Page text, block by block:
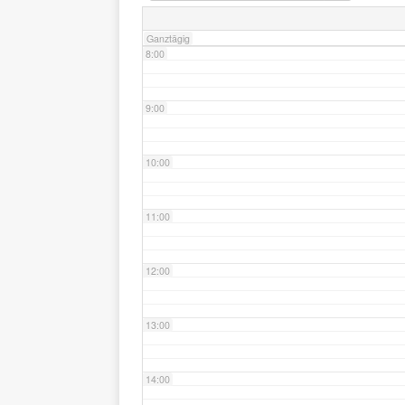
Ganztägig
8:00
9:00
10:00
11:00
12:00
13:00
14:00